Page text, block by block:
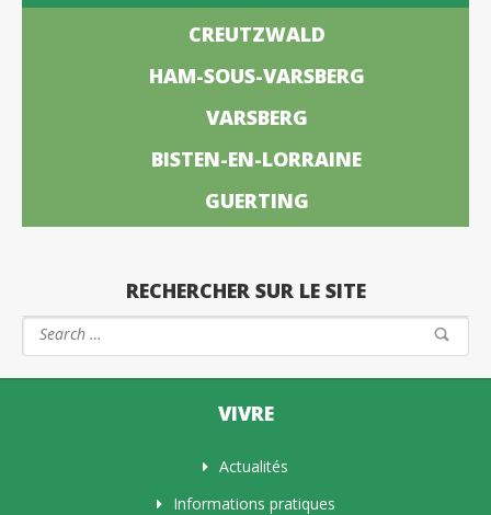
CREUTZWALD
HAM-SOUS-VARSBERG
VARSBERG
BISTEN-EN-LORRAINE
GUERTING
RECHERCHER SUR LE SITE
VIVRE
Actualités
Informations pratiques